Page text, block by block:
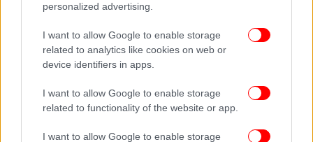
personalized advertising.
I want to allow Google to enable storage
related to analytics like cookies on web or
device identifiers in apps.
I want to allow Google to enable storage
related to functionality of the website or app.
I want to allow Google to enable storage
ΟΛΕΣ ΟΙ ΕΙΔΗΣΕΙΣ
Ανάλυση του Politico -Πώς μπορεί να αλλάξουν οι
ισορροπίες στη Μέση Ανατολή από τη χερσαία εισβολή
του Ισραήλ στον Λίβανο
Μητσοτάκης: Το 2025 η πατρίδα μας θα διαθέτει
κτηματολόγιο, ακριβή χάρτη δημόσιας και ιδιωτικής
Ο καταμερισμός των προσλήψεων για το 2025: 4.016